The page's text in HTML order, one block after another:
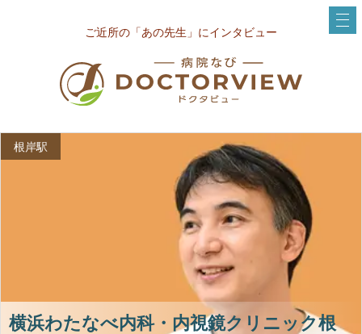
ご近所の「あの先生」にインタビュー
根岸駅
横浜わたなべ内科・内視鏡クリニック根